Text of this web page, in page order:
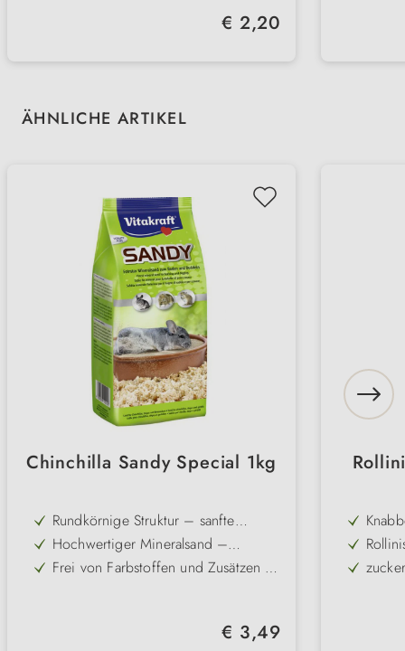
Regulärer Preis:
€ 2,20
Produktgalerie überspringen
ÄHNLICHE ARTIKEL
Chinchilla Sandy Special 1kg
Rundkörnige Struktur – sanfte
Reinigung ohne scharfe Kanten
Hochwertiger Mineralsand –
unterstützt die Fellpflege auf
Frei von Farbstoffen und Zusätzen –
Badegefäß füllen und regelmäßig
Wohltuendes Pflegeerlebnis –Regulärer Preis:
€ 3,49